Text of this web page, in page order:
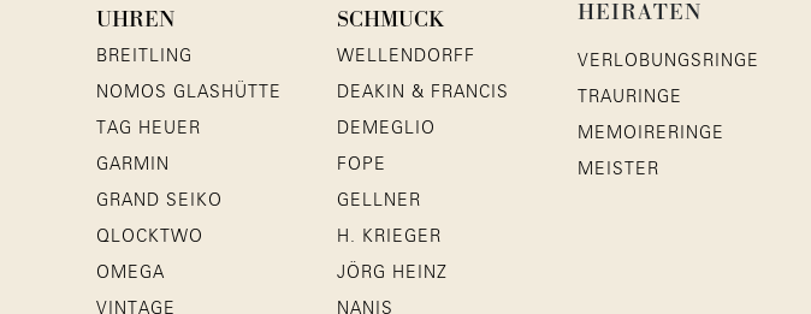
UHREN
BREITLING
NOMOS GLASHÜTTE
TAG HEUER
GARMIN
GRAND SEIKO
QLOCKTWO
OMEGA
VINTAGE
SCHMUCK
WELLENDORFF
DEAKIN & FRANCIS
DEMEGLIO
FOPE
GELLNER
H. KRIEGER
JÖRG HEINZ
NANIS
HEIRATEN
VERLOBUNGSRINGE
TRAURINGE
MEMOIRERINGE
MEISTER